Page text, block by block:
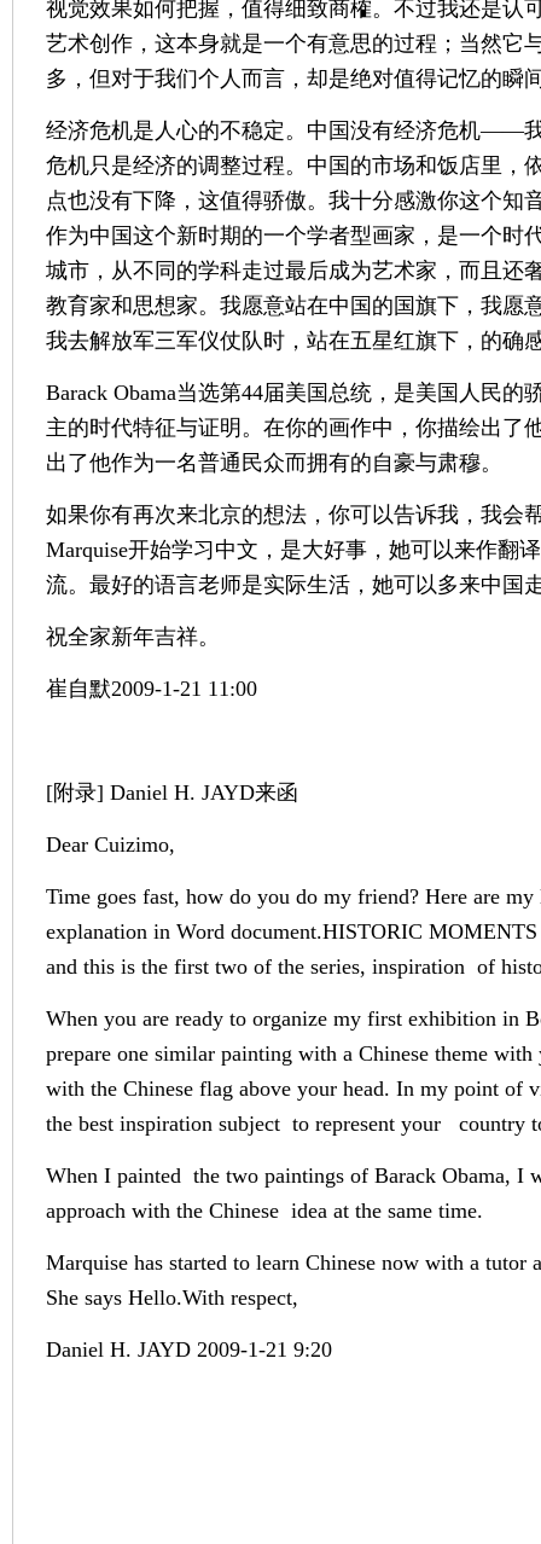
视觉效果如何把握，值得细致商榷。不过我还是认
艺术创作，这本身就是一个有意思的过程；当然它
多，但对于我们个人而言，却是绝对值得记忆的瞬
经济危机是人心的不稳定。中国没有经济危机——
危机只是经济的调整过程。中国的市场和饭店里，
点也没有下降，这值得骄傲。我十分感激你这个知
作为中国这个新时期的一个学者型画家，是一个时
城市，从不同的学科走过最后成为艺术家，而且还
教育家和思想家。我愿意站在中国的国旗下，我愿
我去解放军三军仪仗队时，站在五星红旗下，的确
Barack Obama当选第44届美国总统，是美国人民的
主的时代特征与证明。在你的画作中，你描绘出了
出了他作为一名普通民众而拥有的自豪与肃穆。
如果你有再次来北京的想法，你可以告诉我，我会
Marquise开始学习中文，是大好事，她可以来作翻
流。最好的语言老师是实际生活，她可以多来中国
祝全家新年吉祥。
崔自默2009-1-21 11:00
[附录] Daniel H. JAYD来函
Dear Cuizimo,
Time goes fast, how do you do my friend? Here are my
explanation in Word document.HISTORIC
and this is the first two of the series, inspiration of
When you are ready to organize my first exhibition in
prepare one similar painting with a Chinese theme
with the Chinese flag above your head. In my point of
the best inspiration subject to represent your country
When I painted the two paintings of Barack Obama, I
approach with the Chinese idea at the same time.
Marquise has started to learn Chinese now with a tutor
She says Hello.With respect,
Daniel H. JAYD 2009-1-21 9:20